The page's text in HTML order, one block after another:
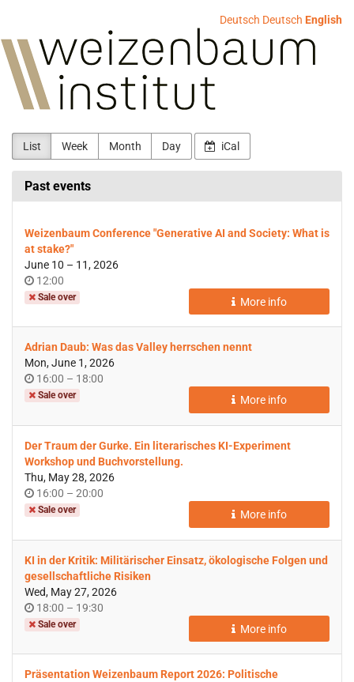
content
Deutsch Deutsch English
Weizenbaum-
Institut
List Week Month Day iCal
Past events
Weizenbaum Conference "Generative AI and Society: What is
at stake?"
June 10 – until
11, 2026
Time
of
12:00
Sale over More info
Adrian Daub: Was das Valley herrschen nennt
Mon, June 1, 2026
Time
of
16:00 – until
18:00
Sale over More info
Der Traum der Gurke. Ein literarisches KI-Experiment
Workshop und Buchvorstellung.
Thu, May 28, 2026
Time
of
16:00 – until
20:00
Sale over More info
KI in der Kritik: Militärischer Einsatz, ökologische Folgen und
gesellschaftliche Risiken
Wed, May 27, 2026
Time
of
18:00 – until
19:30
Sale over More info
Präsentation Weizenbaum Report 2026: Politische